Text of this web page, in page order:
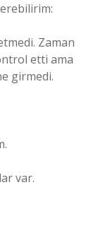
Zaman
etti ama
girmedi.
var.